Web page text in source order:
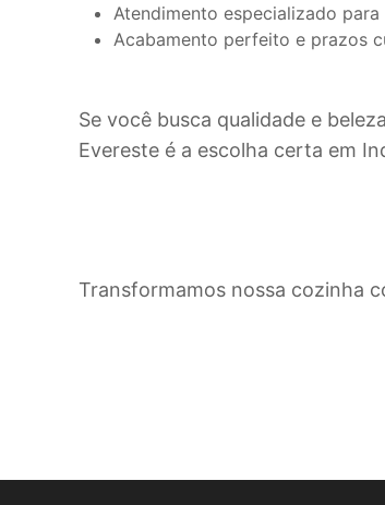
Atendimento especializado
Acabamento perfeito e prazos
Se você busca qualidade e
Evereste é a escolha certa em
Transformamos nossa cozinha